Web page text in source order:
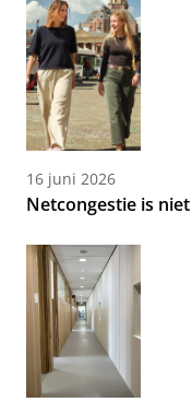
16 juni 2026
Netcongestie is